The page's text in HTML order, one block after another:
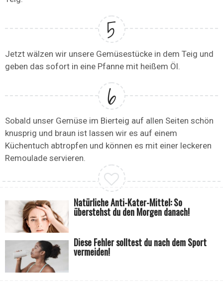
Jetzt wälzen wir unsere Gemüsestücke in dem Teig und
geben das sofort in eine Pfanne mit heißem Öl.
Sobald unser Gemüse im Bierteig auf allen Seiten schön
knusprig und braun ist lassen wir es auf einem
Küchentuch abtropfen und können es mit einer leckeren
Remoulade servieren.
Natürliche Anti-Kater-Mittel: So
überstehst du den Morgen danach!
Diese Fehler solltest du nach dem Sport
vermeiden!